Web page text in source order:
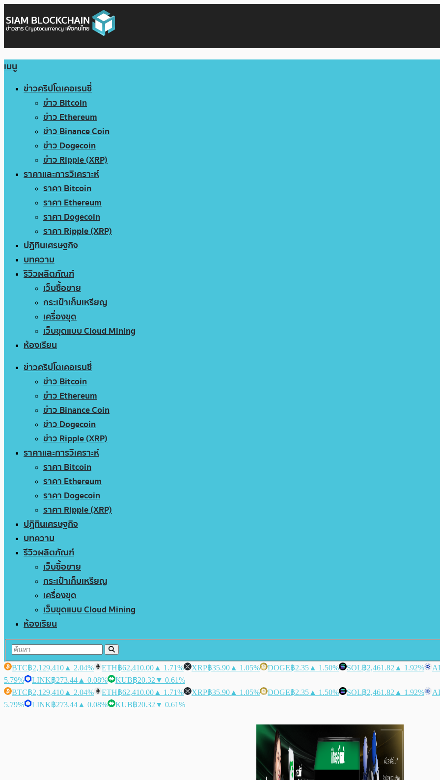
เมนู
ข่าวคริปโตเคอเรนซี่
ข่าว Bitcoin
ข่าว Ethereum
ข่าว Binance Coin
ข่าว Dogecoin
ข่าว Ripple (XRP)
ราคาและการวิเคราะห์
ราคา Bitcoin
ราคา Ethereum
ราคา Dogecoin
ราคา Ripple (XRP)
ปฏิทินเศรษฐกิจ
บทความ
รีวิวผลิตภัณฑ์
เว็บซื้อขาย
กระเป๋าเก็บเหรียญ
เครื่องขุด
เว็บขุดแบบ Cloud Mining
ห้องเรียน
ข่าวคริปโตเคอเรนซี่
ข่าว Bitcoin
ข่าว Ethereum
ข่าว Binance Coin
ข่าว Dogecoin
ข่าว Ripple (XRP)
ราคาและการวิเคราะห์
ราคา Bitcoin
ราคา Ethereum
ราคา Dogecoin
ราคา Ripple (XRP)
ปฏิทินเศรษฐกิจ
บทความ
รีวิวผลิตภัณฑ์
เว็บซื้อขาย
กระเป๋าเก็บเหรียญ
เครื่องขุด
เว็บขุดแบบ Cloud Mining
ห้องเรียน
BTC฿2,129,410 ▲ 2.04% ETH฿62,410.00 ▲ 1.71% XRP฿35.90 ▲ 1.05% DOGE฿2.35 ▲ 1.50% SOL฿2,461.82 ▲ 1.92%
5.79%
LINK฿273.44 ▲ 0.08% KUB฿20.32 ▼ 0.61%
BTC฿2,129,410 ▲ 2.04% ETH฿62,410.00 ▲ 1.71% XRP฿35.90 ▲ 1.05% DOGE฿2.35 ▲ 1.50% SOL฿2,461.82 ▲ 1.92%
5.79%
LINK฿273.44 ▲ 0.08% KUB฿20.32 ▼ 0.61%